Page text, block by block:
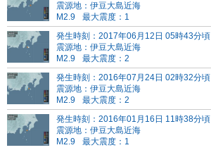
震源地：伊豆大島近海
M2.9
最大震度：1
発生時刻：2017年06月12日 05時43分頃
震源地：伊豆大島近海
M2.9
最大震度：2
発生時刻：2016年07月24日 02時32分頃
震源地：伊豆大島近海
M2.9
最大震度：2
発生時刻：2016年01月16日 11時38分頃
震源地：伊豆大島近海
M2.9
最大震度：1